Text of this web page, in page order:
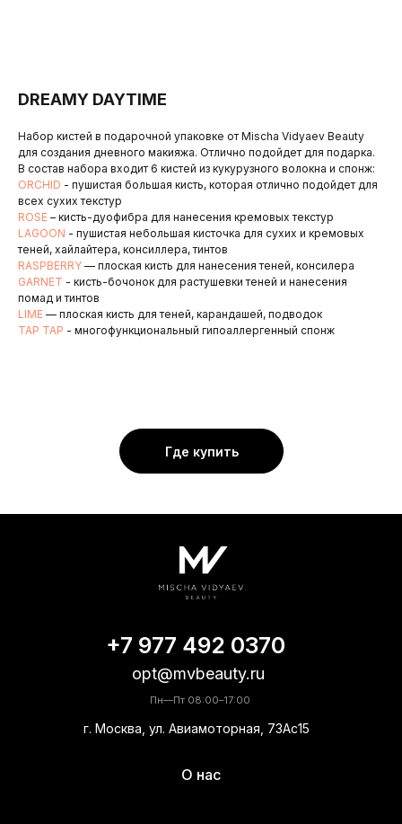
DREAMY DAYTIME
Набор кистей в подарочной упаковке от Mischa Vidyaev Beauty
для создания дневного макияжа. Отлично подойдет для подарка.
В состав набора входит 6 кистей из кукурузного волокна и спонж:
ORCHID - пушистая большая кисть, которая отлично подойдет для
всех сухих текстур
ROSE – кисть-дуофибра для нанесения кремовых текстур
LAGOON - пушистая небольшая кисточка для сухих и кремовых
теней, хайлайтера, консиллера, тинтов
RASPBERRY — плоская кисть для нанесения теней, консилера
GARNET - кисть-бочонок для растушевки теней и нанесения
помад и тинтов
LIME — плоская кисть для теней, карандашей, подводок
TAP TAP - многофункциональный гипоаллергенный спонж
Где купить
г. Москва, ул. Авиамоторная, 73Ас15
opt@mvbeauty.ru
+7 977 492 0370
Пн—Пт 08:00–17:00
О нас